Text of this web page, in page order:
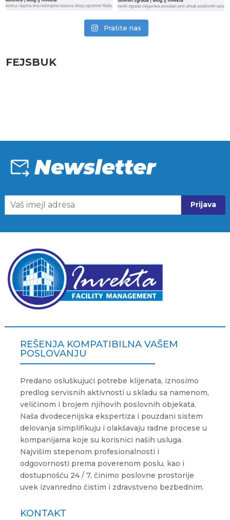
Pratite nas
FEJSBUK
Prijava
REŠENJA KOMPATIBILNA VAŠEM
POSLOVANJU
Predano osluškujući potrebe klijenata, iznosimo
predlog servisnih aktivnosti u skladu sa namenom,
veličinom i brojem njihovih poslovnih objekata.
Naša dvodecenijska ekspertiza i pouzdani sistem
delovanja simplifikuju i olakšavaju radne procese u
kompanijama koje su korisnici naših usluga.
Najvišim stepenom profesionalnosti i
odgovornosti prema poverenom poslu, kao i
dostupnošću 24 / 7, činimo poslovne prostorije
uvek izvanredno čistim i zdravstveno bezbednim.
KONTAKT